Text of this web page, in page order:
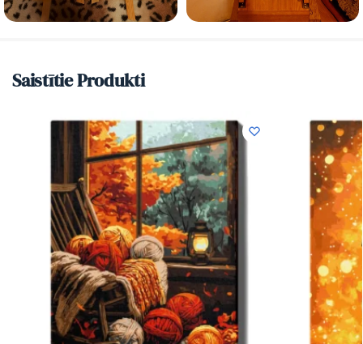
Saistītie Produkti